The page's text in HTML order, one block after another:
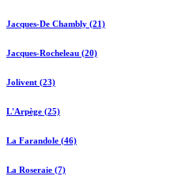
Jacques-De Chambly (21)
Jacques-Rocheleau (20)
Jolivent (23)
L'Arpège (25)
La Farandole (46)
La Roseraie (7)